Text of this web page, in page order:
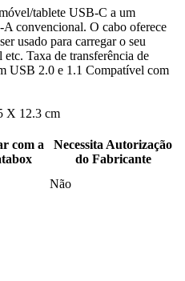
tablete USB-C a um
convencional. O cabo oferece
usado para carregar o seu
Taxa de transferência de
USB 2.0 e 1.1 Compatível com
X 12.3 cm
com a
Necessita Autorização
do Fabricante
Não